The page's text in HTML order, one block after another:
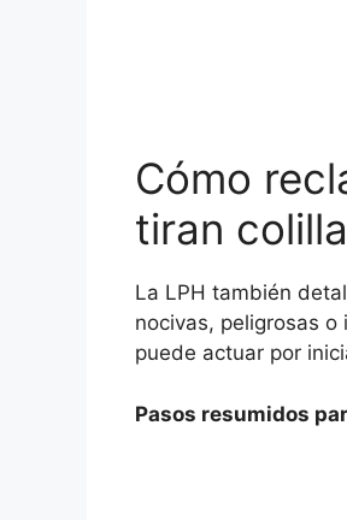
Cómo
tiran
La LPH también
nocivas, peligrosas o
puede actuar por
Pasos resumidos